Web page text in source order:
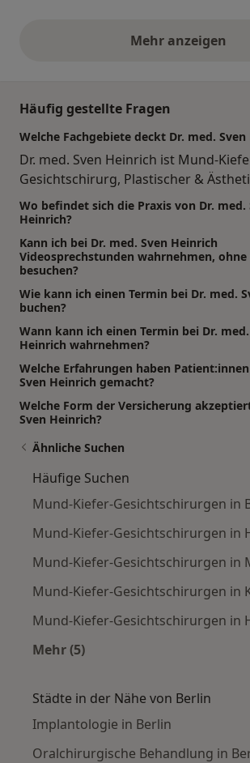
Mehr anzeigen
obige
Häufig gestellte Fragen
Welche Fachgebiete deckt Dr. med.
Dr. med. Sven Heinrich ist Mund-
Gesichtschirurg, Plastischer &
Wo befindet sich die Praxis von Dr. med.
Heinrich?
Kann ich bei Dr. med. Sven Heinrich
Videosprechstunden wahrnehmen, ohne
besuchen?
Wie kann ich einen Termin bei Dr. med.
buchen?
Wann kann ich einen Termin bei Dr. med.
Heinrich wahrnehmen?
Welche Erfahrungen haben
Sven Heinrich gemacht?
Welche Form der Versicherung
Sven Heinrich?
Ähnliche Suchen
Häufige Suchen
Mund-Kiefer-Gesichtschirurgen in
Mund-Kiefer-Gesichtschirurgen in
Mund-Kiefer-Gesichtschirurgen in
Mund-Kiefer-Gesichtschirurgen in
Mund-Kiefer-Gesichtschirurgen in
Mehr (5)
Städte in der Nähe von Berlin
Implantologie in Berlin
Oralchirurgische Behandlung in